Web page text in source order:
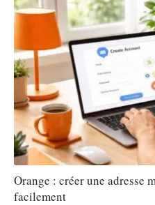
Orange : créer une adresse
facilement